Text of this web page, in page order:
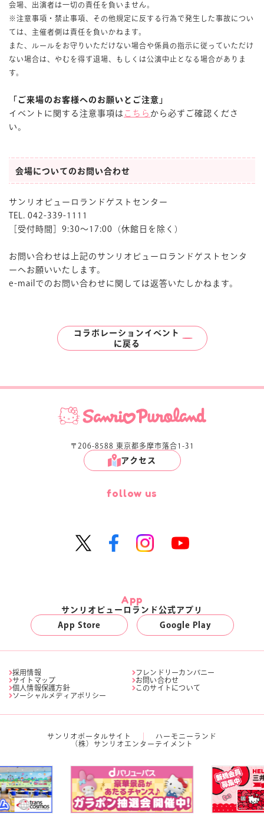
会場、出演者は一切の責任を負いません。
※注意事項・禁止事項、その他規定に反する行為で発生した事故につい
ては、主催者側は責任を負いかねます。
また、ルールをお守りいただけない場合や係員の指示に従っていただけ
ない場合は、やむを得ず退場、もしくは公演中止となる場合がありま
す。
「ご来場のお客様へのお願いとご注意」
イベントに関する注意事項は こちら から必ずご確認くださ
い。
会場についてのお問い合わせ
サンリオピューロランドゲストセンター
TEL. 042-339-1111
［受付時間］9:30〜17:00（休館日を除く）
お問い合わせは上記のサンリオピューロランドゲストセンタ
ーへお願いいたします。
e-mailでのお問い合わせに関しては返答いたしかねます。
コラボレーションイベント
に 戻る
〒206-8588 東京都多摩市落合1-31
アクセス
follow us
App
サンリオピューロランド公式アプリ
App Store
Google Play
採用情報
フレンドリーカンパニー
サイトマップ
お問い合わせ
個人情報保護方針
このサイトについて
ソーシャルメディアポリシー
サンリオポータルサイト
ハーモニーランド
（株）サンリオエンターテイメント